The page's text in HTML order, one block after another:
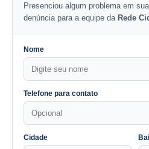
Presenciou algum problema em
denúncia para a equipe da Rede
Nome
Telefone para contato
Cidade